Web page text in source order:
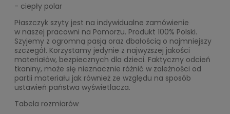
- ciepły polar
Płaszczyk szyty jest na indywidualne zamówienie
w naszej pracowni na Pomorzu. Produkt 100% Polski.
Szyjemy z ogromną pasją oraz dbałością o najmniejszy
szczegół. Korzystamy jedynie z najwyższej jakości
materiałów, bezpiecznych dla dzieci. Faktyczny odcień
tkaniny, może się nieznacznie różnić w zależności od
partii materiału jak również ze względu na sposób
ustawień państwa wyświetlacza.
Tabela rozmiarów